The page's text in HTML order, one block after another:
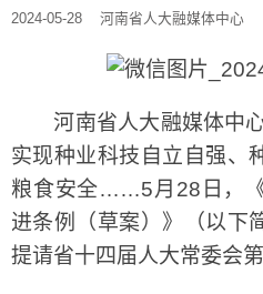
2024-05-28 河南省人大融媒体中心
河南省人大融媒体中心
实现种业科技自立自强、
粮食安全……5月28日，
进条例（草案）》（以下
提请省十四届人大常委会